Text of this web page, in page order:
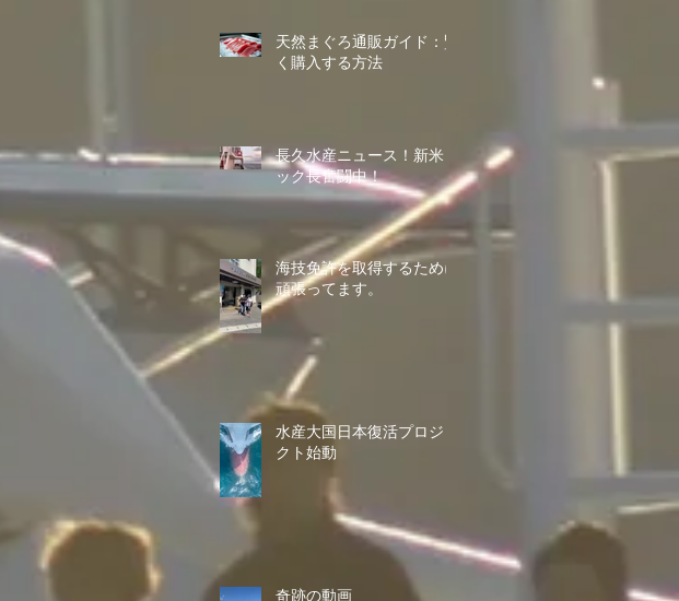
天然まぐろ通販ガイド：賢
く購入する方法
長久水産ニュース！新米コ
ック長奮闘中！
海技免許を取得するために
頑張ってます。
水産大国日本復活プロジェ
クト始動
奇跡の動画